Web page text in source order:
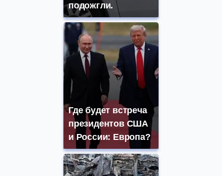
подожгли.
Где будет встреча
президентов США
и России: Европа?